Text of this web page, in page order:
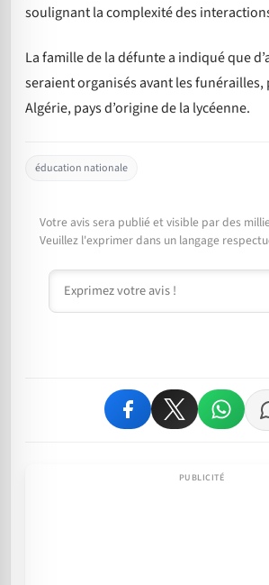
soulignant la complexité des
La famille de la défunte a indiqué que
seraient organisés avant les funérailles,
Algérie, pays d’origine de la lycéenne.
éducation nationale
Votre avis sera publié et visible par des
Veuillez l'exprimer dans un langage
Commentaire